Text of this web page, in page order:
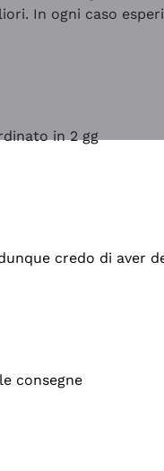
In ogni caso
in 2 gg
credo di aver
consegne